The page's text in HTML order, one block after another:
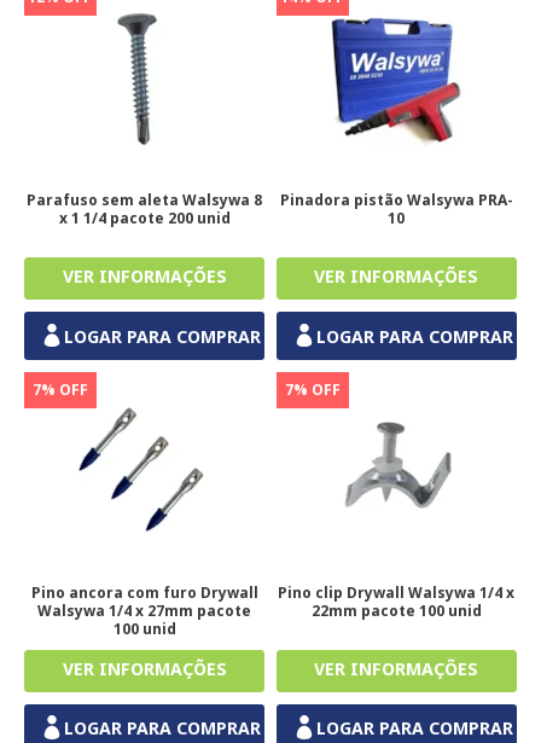
Parafuso sem aleta Walsywa 8
x 1 1/4 pacote 200 unid
LOGAR PARA COMPRAR
Pinadora pistão Walsywa PRA-
10
LOGAR PARA COMPRAR
7% OFF
Pino ancora com furo Drywall
Walsywa 1/4 x 27mm pacote
100 unid
LOGAR PARA COMPRAR
7% OFF
Pino clip Drywall Walsywa 1/4 x
22mm pacote 100 unid
LOGAR PARA COMPRAR